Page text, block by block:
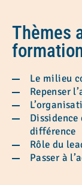
Thèmes
Le milieu
Repenser
différence
Rôle du
Passer à